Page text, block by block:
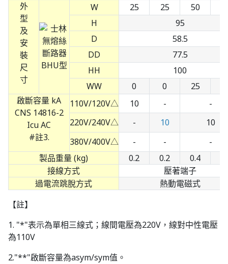
外
型
及
安
裝
尺
寸
W 25 25 50
H
95
D
58.5
DD
77.5
HH
100
WW
0 0 25
啟斷容量 kA
CNS 14816-2
Icu AC
#註3.
110V/120V△ 10 -
-
220V/240V△
- 10
10
380V/400V△
- -
-
製品重量 (kg)
0.2 0.2 0.4
接線方式
壓著端子
過電流跳脫方式
熱動電磁式
【註】
1. "*"表示為單相三線式；線間電壓為220V，線對中性電壓
為110V
2."**"啟斷容量為asym/sym值。